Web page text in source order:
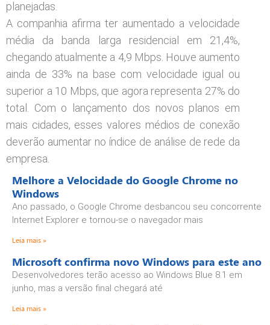
planejadas.
A companhia afirma ter aumentado a velocidade
média da banda larga residencial em 21,4%,
chegando atualmente a 4,9 Mbps. Houve aumento
ainda de 33% na base com velocidade igual ou
superior a 10 Mbps, que agora representa 27% do
total. Com o lançamento dos novos planos em
mais cidades, esses valores médios de conexão
deverão aumentar no índice de análise de rede da
empresa.
Melhore a Velocidade do Google Chrome no
Windows
Ano passado, o Google Chrome desbancou seu concorrente
Internet Explorer e tornou-se o navegador mais
Leia mais »
Microsoft confirma novo Windows para este ano
Desenvolvedores terão acesso ao Windows Blue 8.1 em
junho, mas a versão final chegará até
Leia mais »